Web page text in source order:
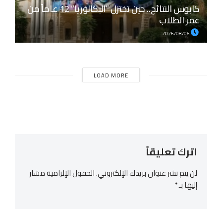
كابوس النتائج.. حين تختزل “البكالوريا” 12 عاماً من
عمر الطلاب
LOAD MORE
اترك تعليقاً
لن يتم نشر عنوان بريدك الإلكتروني.الحقول الإلزامية مشار
إليها بـ*